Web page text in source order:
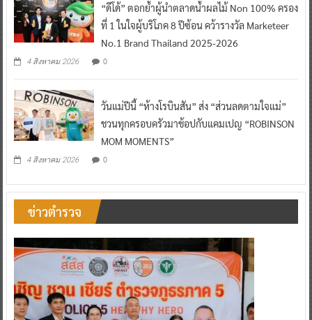
“ดีโด้” ตอกย้ำผู้นำตลาดน้ำผลไม้ Non 100% ครอง
ที่ 1 ในใจผู้บริโภค 8 ปีซ้อน คว้ารางวัล Marketeer
No.1 Brand Thailand 2025-2026
4 สิงหาคม 2026 0
วันแม่ปีนี้ “ห้างโรบินสัน” ส่ง “ส่วนลดตามใจแม่”
ชวนทุกครอบครัวมาช้อปกับแคมเปญ “ROBINSON
MOM MOMENTS”
4 สิงหาคม 2026 0
ข่าวตำรวจ